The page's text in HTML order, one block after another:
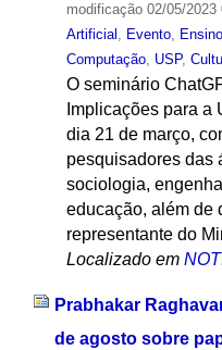
modificação02/05/2023
Artificial
Evento,
Computação, USP,
O seminário
Implicações para
dia 21 de março,
pesquisadores das
sociologia,
educação, além de
representante do
Localizado em
Prabhakar
de agosto sobre